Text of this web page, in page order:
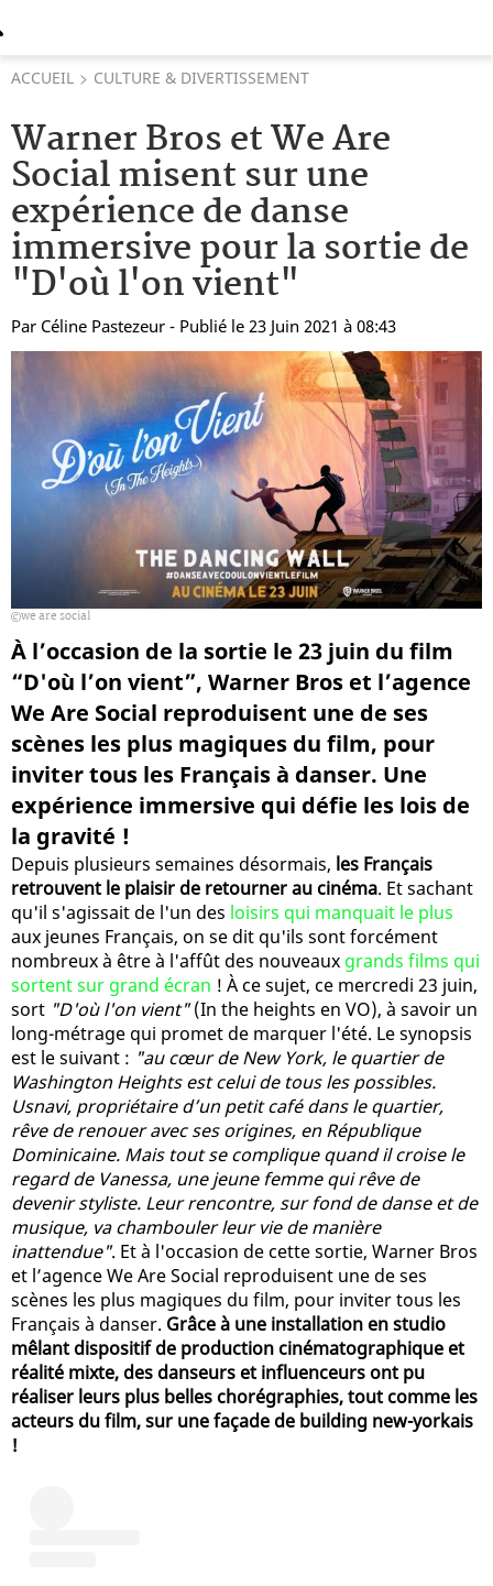
ACCUEIL CULTURE & DIVERTISSEMENT
Warner Bros et We Are
Social misent sur une
expérience de danse
immersive pour la sortie de
"D'où l'on vient"
Par Céline Pastezeur - Publié le 23 Juin 2021 à 08:43
we are social
À l’occasion de la sortie le 23 juin du film
“D'où l’on vient”, Warner Bros et l’agence
We Are Social reproduisent une de ses
scènes les plus magiques du film, pour
inviter tous les Français à danser. Une
expérience immersive qui défie les lois de
la gravité !
Depuis plusieurs semaines désormais, les Français
retrouvent le plaisir de retourner au cinéma. Et sachant
qu'il s'agissait de l'un des loisirs qui manquait le plus
aux jeunes Français, on se dit qu'ils sont forcément
nombreux à être à l'affût des nouveaux grands films qui
sortent sur grand écran ! À ce sujet, ce mercredi 23 juin,
sort "D'où l'on vient"(In the heights en VO), à savoir un
long-métrage qui promet de marquer l'été. Le synopsis
est le suivant : "au cœur de New York, le quartier de
Washington Heights est celui de tous les possibles.
Usnavi, propriétaire d’un petit café dans le quartier,
rêve de renouer avec ses origines, en République
Dominicaine. Mais tout se complique quand il croise le
regard de Vanessa, une jeune femme qui rêve de
devenir styliste. Leur rencontre, sur fond de danse et de
musique, va chambouler leur vie de manière
inattendue". Et à l'occasion de cette sortie, Warner Bros
et l’agence We Are Social reproduisent une de ses
scènes les plus magiques du film, pour inviter tous les
Français à danser. Grâce à une installation en studio
mêlant dispositif de production cinématographique et
réalité mixte, des danseurs et influenceurs ont pu
réaliser leurs plus belles chorégraphies, tout comme les
acteurs du film, sur une façade de building new-yorkais
!